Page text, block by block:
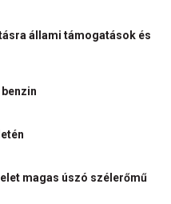
állami támogatások és
magas úszó szélerőmű